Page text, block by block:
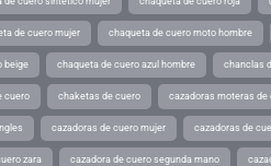
de cuero mujer chaqueta de cuero moto hombre
beige chaqueta de cuero azul hombre chanclas
cuero chaketas de cuero cazadoras moteras de
cazadoras de cuero mujer cazadoras de
zara cazadora de cuero segunda mano